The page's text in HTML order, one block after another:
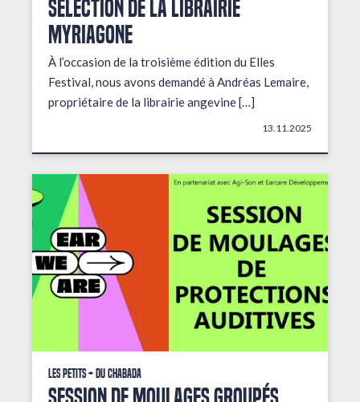
sélection de la librairie
Myriagone
À l’occasion de la troisième édition du Elles
Festival, nous avons demandé à Andréas Lemaire,
propriétaire de la librairie angevine […]
13.11.2025
Les petits + du Chabada